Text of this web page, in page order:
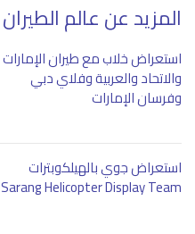
المزيد عن عالم الطيران
استعراض خلاب مع طيران الإمارات
والاتحاد والعربية وفلاي دبي
وفرسان الإمارات
استعراض جوي بالهيلكوبترات
Sarang Helicopter Display Team